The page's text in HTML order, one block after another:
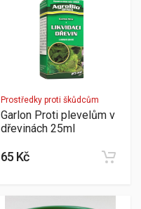
Prostředky proti škůdcům
Garlon Proti plevelům v
dřevinách 25ml
65 Kč